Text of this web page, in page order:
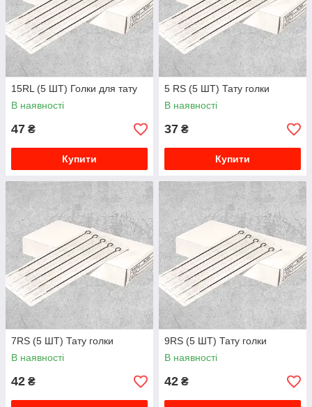
15RL (5 ШТ) Голки для тату
В наявності
47 ₴
Купити
5 RS (5 ШТ) Тату голки
В наявності
37 ₴
Купити
7RS (5 ШТ) Тату голки
В наявності
42 ₴
9RS (5 ШТ) Тату голки
В наявності
42 ₴